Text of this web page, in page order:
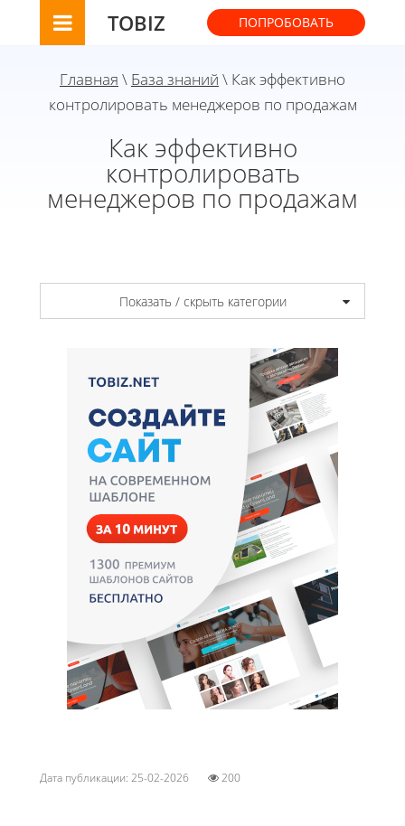
TOBIZ ПОПРОБОВАТЬ
Главная \ База знаний \ Как эффективно
контролировать менеджеров по продажам
Как эффективно
контролировать
менеджеров по продажам
Показать / скрыть категории
Дата публикации: 25-02-2026 200